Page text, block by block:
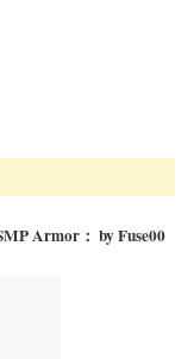
Armor： by Fuse00